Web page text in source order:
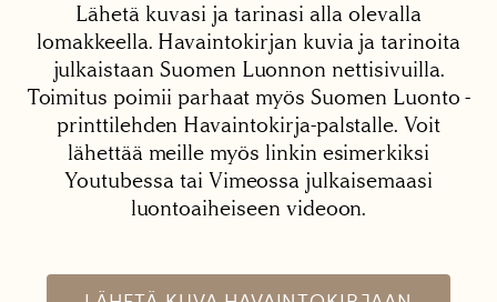
Lähetä kuvasi ja tarinasi alla olevalla
lomakkeella. Havaintokirjan kuvia ja tarinoita
julkaistaan Suomen Luonnon nettisivuilla.
Toimitus poimii parhaat myös Suomen Luonto -
printtilehden Havaintokirja-palstalle. Voit
lähettää meille myös linkin esimerkiksi
Youtubessa tai Vimeossa julkaisemaasi
luontoaiheiseen videoon.